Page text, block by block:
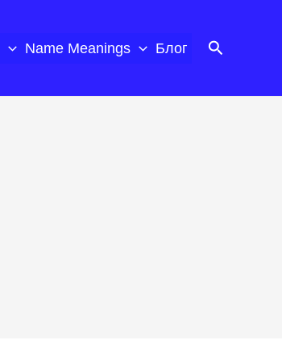
Name Meanings Блог Пошук